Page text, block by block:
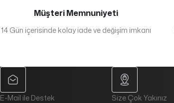
Müşteri Memnuniyeti
14 Gün içerisinde kolay iade ve değişim imkanı
E-Mail ile Destek Size Çok Yakınız